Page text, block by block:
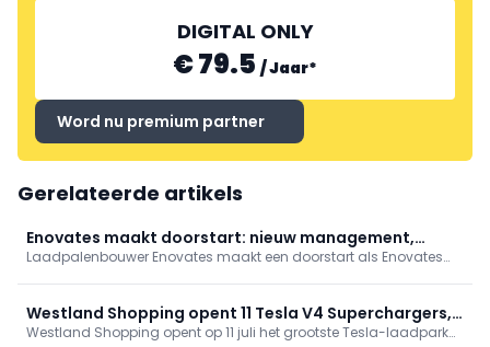
DIGITAL ONLY
€ 79.5 /Jaar*
Word nu premium partner
Gerelateerde artikels
Enovates maakt doorstart: nieuw management,
service gegarandeerd
Laadpalenbouwer Enovates maakt een doorstart als Enovates
klantencontinuïteit, service en betrouwbare B2B-laadoplossingen,
open smart charging en bidirectionele V2G.
Westland Shopping opent 11 Tesla V4 Superchargers,
grootste van Brussel
Westland Shopping opent op 11 juli het grootste Tesla-laadpark